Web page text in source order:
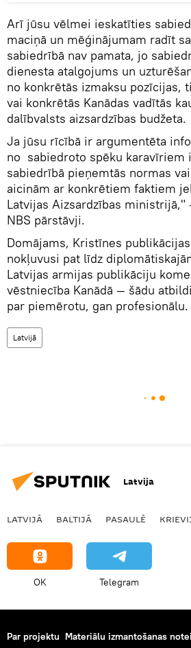
Arī jūsu vēlmei ieskatīties
maciņā un mēģinājumam radīt
sabiedrībā nav pamata, jo
dienesta atalgojums un
no konkrētās izmaksu pozīcijas,
vai konkrētās Kanādas vadītās
dalībvalsts aizsardzības budžeta.
Ja jūsu rīcībā ir argumentēta
no sabiedroto spēku karavīriem
sabiedrībā pieņemtās normas
aicinām ar konkrētiem faktiem
Latvijas Aizsardzības
NBS pārstāvji.
Domājams, Kristīnes
nokļuvusi pat līdz
Latvijas armijas publikāciju
vēstniecība Kanādā — šādu
par piemērotu, gan profesionālu.
Latvijā
Latvija
LATVIJĀ BALTIJĀ PASAULĒ
OK Telegram
Par projektu Materiālu izmantošanas